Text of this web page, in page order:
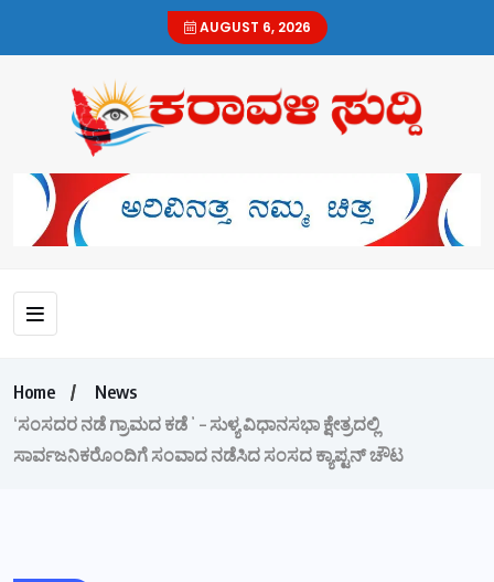
AUGUST 6, 2026
Home
News
‘ಸಂಸದರ ನಡೆ ಗ್ರಾಮದ ಕಡೆʼ – ಸುಳ್ಯ ವಿಧಾನಸಭಾ ಕ್ಷೇತ್ರದಲ್ಲಿ
ಸಾರ್ವಜನಿಕರೊಂದಿಗೆ ಸಂವಾದ ನಡೆಸಿದ ಸಂಸದ ಕ್ಯಾಪ್ಟನ್ ಚೌಟ